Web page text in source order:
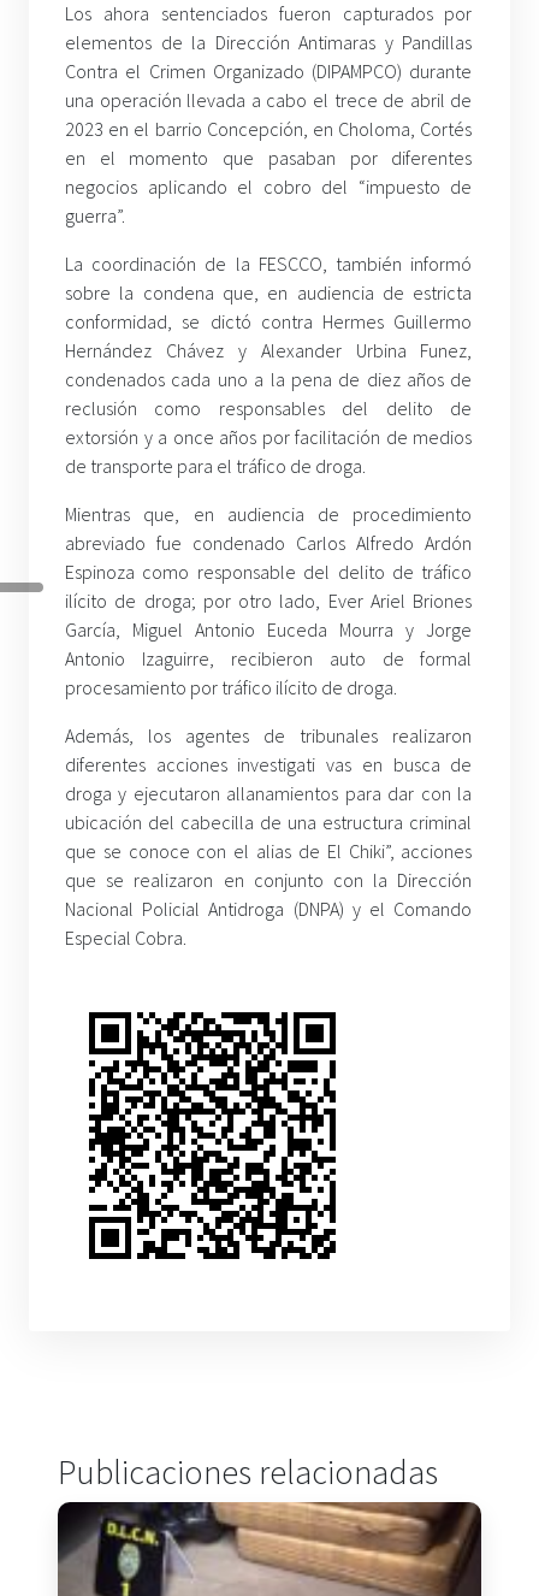
Los ahora sentenciados fueron capturados por
elementos de la Dirección Antimaras y Pandillas
Contra el Crimen Organizado (DIPAMPCO) durante
una operación llevada a cabo el trece de abril de
2023 en el barrio Concepción, en Choloma, Cortés
en el momento que pasaban por diferentes
negocios aplicando el cobro del “impuesto de
guerra”.
La coordinación de la FESCCO, también informó
sobre la condena que, en audiencia de estricta
conformidad, se dictó contra Hermes Guillermo
Hernández Chávez y Alexander Urbina Funez,
condenados cada uno a la pena de diez años de
reclusión como responsables del delito de
extorsión y a once años por facilitación de medios
de transporte para el tráfico de droga.
Mientras que, en audiencia de procedimiento
abreviado fue condenado Carlos Alfredo Ardón
Espinoza como responsable del delito de tráfico
ilícito de droga; por otro lado, Ever Ariel Briones
García, Miguel Antonio Euceda Mourra y Jorge
Antonio Izaguirre, recibieron auto de formal
procesamiento por tráfico ilícito de droga.
Además, los agentes de tribunales realizaron
diferentes acciones investigati vas en busca de
droga y ejecutaron allanamientos para dar con la
ubicación del cabecilla de una estructura criminal
que se conoce con el alias de El Chiki”, acciones
que se realizaron en conjunto con la Dirección
Nacional Policial Antidroga (DNPA) y el Comando
Especial Cobra.
Publicaciones relacionadas